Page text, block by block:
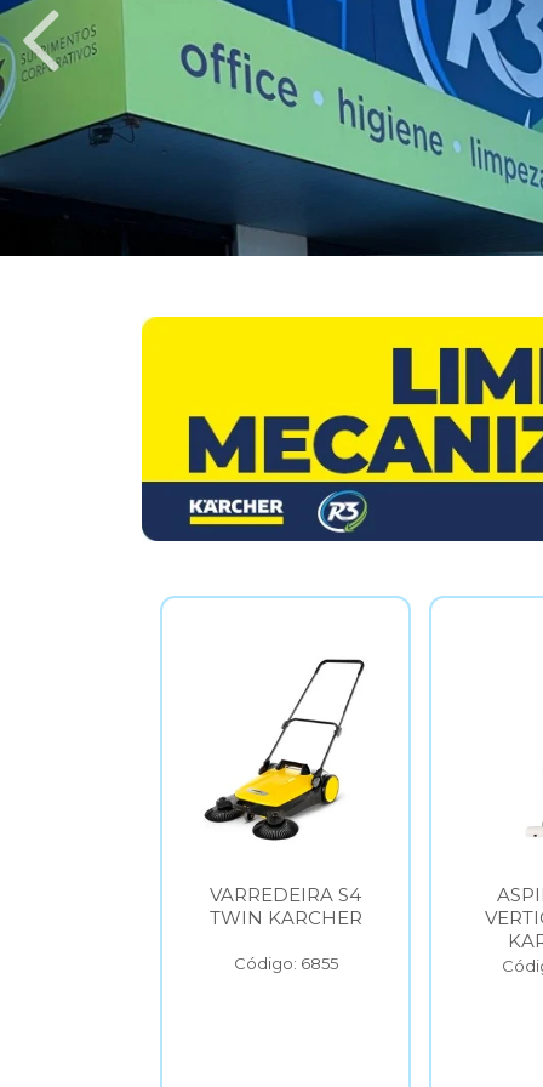
VARREDEIRA S4
TWIN KARCHER
Código: 6855